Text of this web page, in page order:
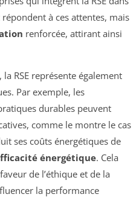
à ces attentes, mais
renforcée, attirant ainsi
RSE représente également
Par exemple, les
durables peuvent
comme le montre le cas
ses coûts énergétiques de
énergétique. Cela
de l’éthique et de la
la performance